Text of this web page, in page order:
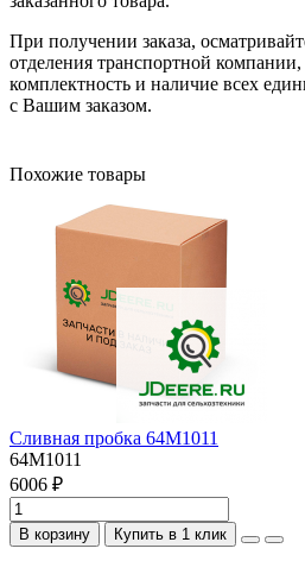
При получении заказа,
отделения транспортной
комплектность и наличие всех
с Вашим заказом.
Похожие товары
Сливная пробка 64M1011
64M1011
6006 ₽
В корзину Купить в 1 клик